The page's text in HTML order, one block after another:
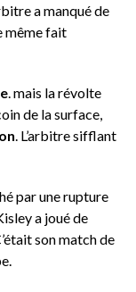
a manqué de
même fait
. mais la révolte
de la surface,
. L’arbitre sifflant
par une rupture
a joué de
son match de